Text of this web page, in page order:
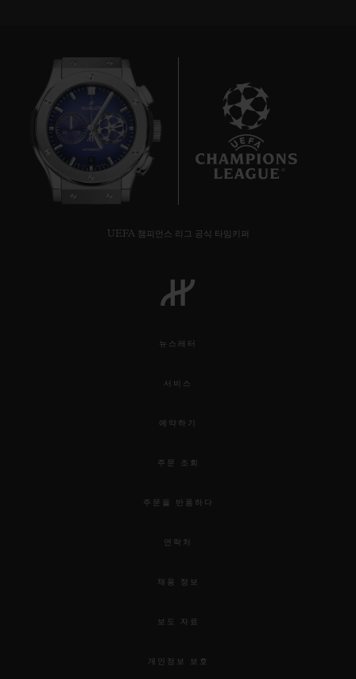
UEFA 챔피언스 리그 공식 타임키퍼
뉴스레터
서비스
예약하기
주문 조회
주문을 반품하다
연락처
채용 정보
보도 자료
개인정보 보호